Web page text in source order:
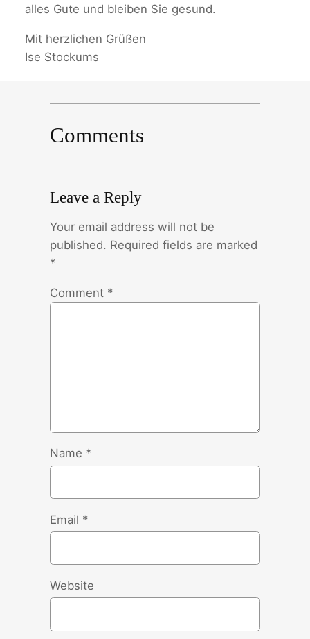
alles Gute und bleiben Sie gesund.
Mit herzlichen Grüßen
Ise Stockums
Comments
Leave a Reply
Your email address will not be
published. Required fields are marked
*
Comment *
Name *
Email *
Website